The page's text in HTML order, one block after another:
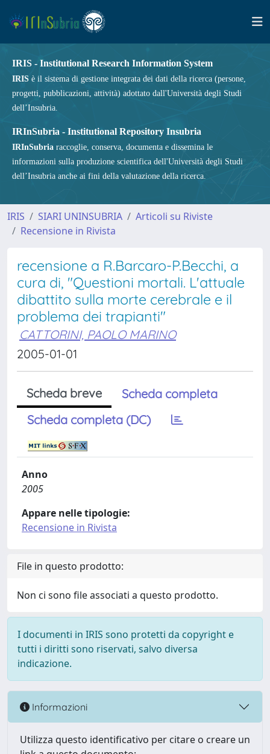
IRIS - Institutional Research Information System
IRIS è il sistema di gestione integrata dei dati della ricerca (persone,
progetti, pubblicazioni, attività) adottato dall'Università degli Studi
dell’Insubria.
IRInSubria - Institutional Repository Insubria
IRInSubria raccoglie, conserva, documenta e dissemina le
informazioni sulla produzione scientifica dell'Università degli Studi
dell’Insubria anche ai fini della valutazione della ricerca.
IRIS SIARI UNINSUBRIA
Articoli su Riviste
Recensione in Rivista
recensione a R.Barcaro-P.Becchi, a
cura di, "Questioni mortali. L'attuale
dibattito sulla morte cerebrale e il
problema dei trapianti"
CATTORINI, PAOLO MARINO
2005-01-01
Scheda breve
Scheda completa
Scheda completa (DC)
Anno
2005
Appare nelle tipologie:
Recensione in Rivista
File in questo prodotto:
Non ci sono file associati a questo prodotto.
I documenti in IRIS sono protetti da copyright e
tutti i diritti sono riservati, salvo diversa
indicazione.
Informazioni
Utilizza questo identificativo per citare o creare un